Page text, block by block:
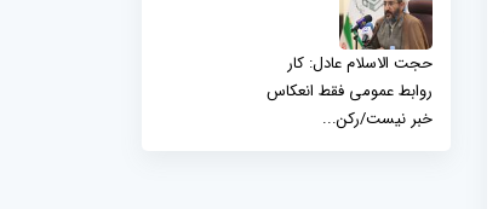
حجت الاسلام عادل: کار
روابط عمومی فقط انعکاس
خبر نیست/رکن...